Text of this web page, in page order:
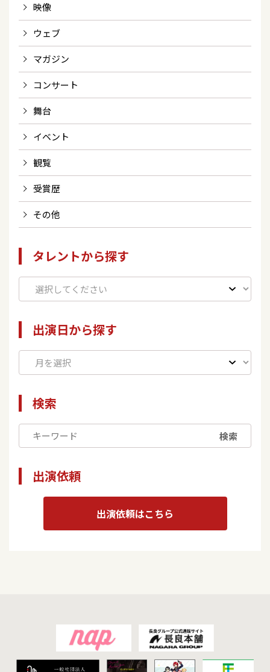
映像
ウェブ
マガジン
コンサート
舞台
イベント
観覧
受賞歴
その他
タレントから探す
出演日から探す
検索
検索
出演依頼
出演依頼はこちら